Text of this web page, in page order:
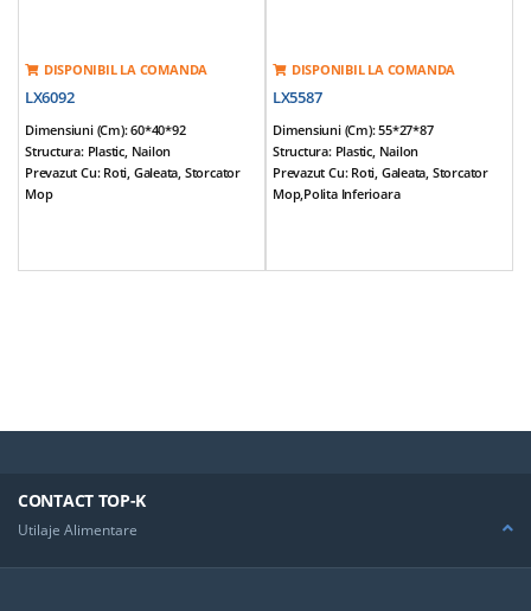
DISPONIBIL LA COMANDA
LX6092
Dimensiuni (cm): 60*40*92
Structura: Plastic, Nailon
Prevazut Cu: Roti, Galeata, Storcator
Mop
DISPONIBIL LA COMANDA
LX5587
Dimensiuni (cm): 55*27*87
Structura: Plastic, Nailon
Prevazut Cu: Roti, Galeata, Storcator
Mop,polita Inferioara
CONTACT TOP-K
Utilaje Alimentare